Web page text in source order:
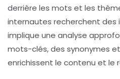
derrière les mots et les
internautes recherchent des
implique une analyse
mots-clés, des synonymes
enrichissent le contenu et le